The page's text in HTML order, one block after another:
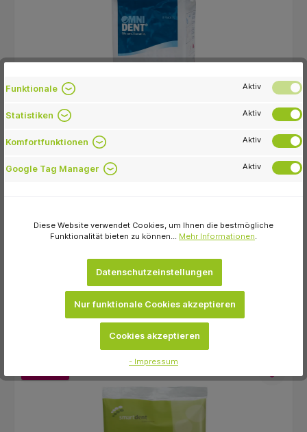
Omnicolor Universal Alginat Beutel 500 g
Variante
Funktionale Aktiv
Statistiken Aktiv
Komfortfunktionen Aktiv
Google Tag Manager Aktiv
Diese Website verwendet Cookies, um Ihnen die bestmögliche
Funktionalität bieten zu können... Mehr Informationen.
Datenschutzeinstellungen
Nur funktionale Cookies akzeptieren
Cookies akzeptieren
- Impressum